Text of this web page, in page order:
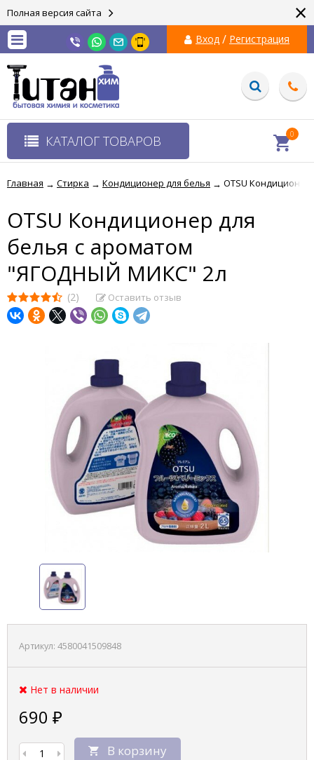
Полная версия сайта ×
Вход / Регистрация
КАТАЛОГ ТОВАРОВ 0
Главная → Стирка → Кондиционер для белья → OTSU
OTSU Кондиционер для
белья с ароматом
"ЯГОДНЫЙ МИКС" 2л
(2) Оставить отзыв
Артикул: 4580041509848
Нет в наличии
690 ₽
В корзину